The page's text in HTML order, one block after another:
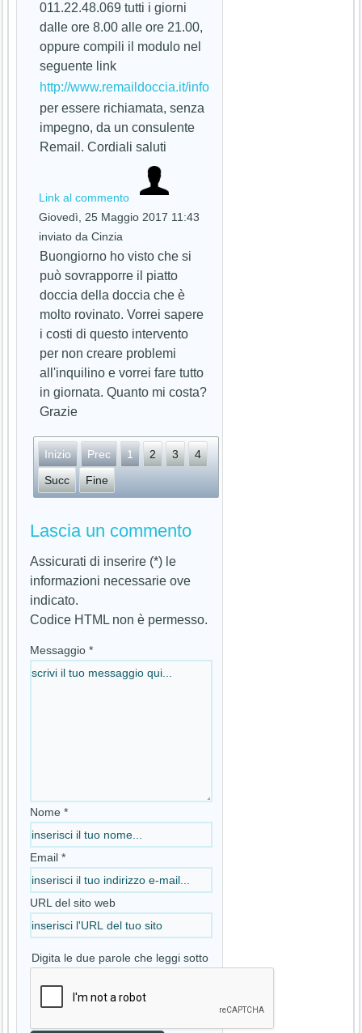
011.22.48.069 tutti i giorni
dalle ore 8.00 alle ore 21.00,
oppure compili il modulo nel
seguente link
http://www.remaildoccia.it/info
per essere richiamata, senza
impegno, da un consulente
Remail. Cordiali saluti
Link al commento
Giovedì, 25 Maggio 2017 11:43
inviato da Cinzia
Buongiorno ho visto che si
può sovrapporre il piatto
doccia della doccia che è
molto rovinato. Vorrei sapere
i costi di questo intervento
per non creare problemi
all'inquilino e vorrei fare tutto
in giornata. Quanto mi costa?
Grazie
Inizio Prec 1 2 3
4
Succ
Fine
Lascia un commento
Assicurati di inserire (*) le
informazioni necessarie ove
indicato.
Codice HTML non è permesso.
Messaggio *
Nome *
Email *
URL del sito web
Digita le due parole che leggi sotto